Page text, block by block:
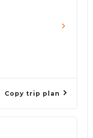
Copy trip plan